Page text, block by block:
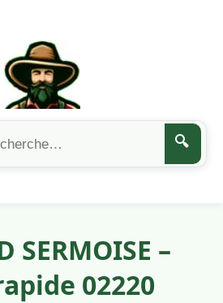
🔍
SERMOISE –
02220